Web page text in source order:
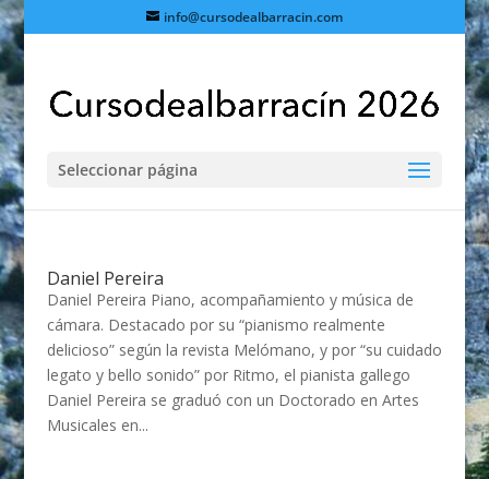
info@cursodealbarracin.com
Seleccionar página
Daniel Pereira
Daniel Pereira Piano, acompañamiento y música de
cámara. Destacado por su “pianismo realmente
delicioso” según la revista Melómano, y por “su cuidado
legato y bello sonido” por Ritmo, el pianista gallego
Daniel Pereira se graduó con un Doctorado en Artes
Musicales en...